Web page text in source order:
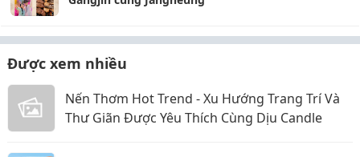
Được xem nhiều
Nến Thơm Hot Trend - Xu Hướng Trang Trí Và
Thư Giãn Được Yêu Thích Cùng Dịu Candle